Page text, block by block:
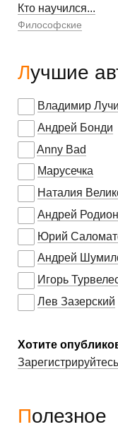
Кто научился...
Философские
Лучшие
Владимир
Андрей Бонди
Anny Bad
Марусечка
Наталия
Андрей
Юрий
Андрей
Игорь
Лев Зазерский
Хотите
Зарегистрируйтесь
Полезное